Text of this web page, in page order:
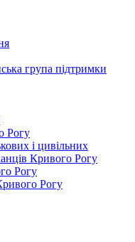
група підтримки
Рогу
і цивільних
Кривого Рогу
Рогу
Рогу